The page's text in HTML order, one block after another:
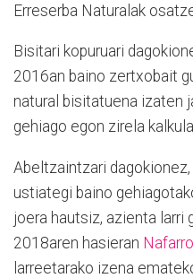
Erreserba Naturalak
Bisitari kopuruari
2016an baino zertxobait
natural bisitatuena izaten
gehiago egon zirela
Abeltzaintzari
ustiategi baino
joera hautsiz, azienta larri
2018aren hasieran
larreetarako izena